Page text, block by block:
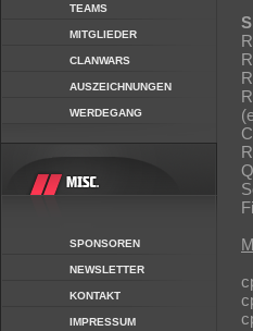
TEAMS
MITGLIEDER
CLANWARS
AUSZEICHNUNGEN
WERDEGANG
SPONSOREN
NEWSLETTER
KONTAKT
IMPRESSUM